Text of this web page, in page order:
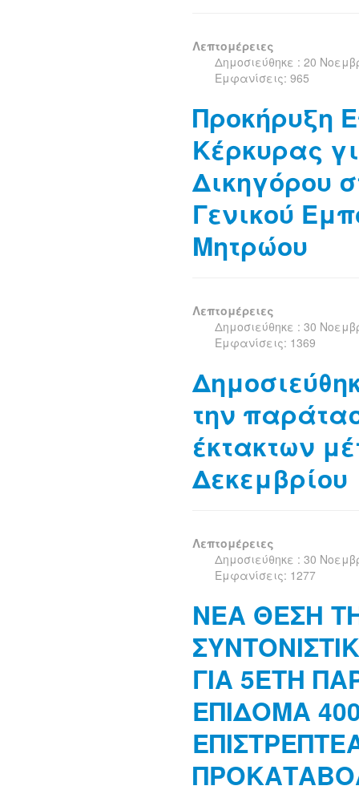
Λεπτομέρειες
Δημοσιεύθηκε : 20
Εμφανίσεις: 965
Προκήρυξη
Κέρκυρας
Δικηγόρου
Γενικού
Μητρώου
Λεπτομέρειες
Δημοσιεύθηκε : 30
Εμφανίσεις: 1369
την
έκτακτων
Δεκεμβρίου
Λεπτομέρειες
Δημοσιεύθηκε : 30
Εμφανίσεις: 1277
ΝΕΑ ΘΕΣΗ
ΓΙΑ 5ΕΤΗ
ΕΠΙΔΟΜΑ